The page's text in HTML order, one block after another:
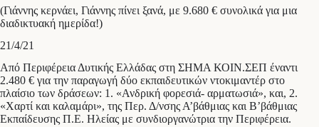
(Γιάννης κερνάει, Γιάννης πίνει ξανά, με 9.680 € συνολικά για μια
διαδικτυακή ημερίδα!)
21/4/21
Από Περιφέρεια Δυτικής Ελλάδας στη ΣΗΜΑ ΚΟΙΝ.ΣΕΠ έναντι
2.480 € για την παραγωγή δύο εκπαιδευτικών ντοκιμαντέρ στο
πλαίσιο των δράσεων: 1. «Ανδρική φορεσιά- αρματωσιά», και, 2.
«Χαρτί και καλαμάρι», της Περ. Δ/νσης Α’βάθμιας και Β’βάθμιας
Εκπαίδευσης Π.Ε. Ηλείας με συνδιοργανώτρια την Περιφέρεια.